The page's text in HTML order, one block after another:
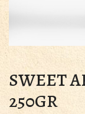
SWEET
250GR